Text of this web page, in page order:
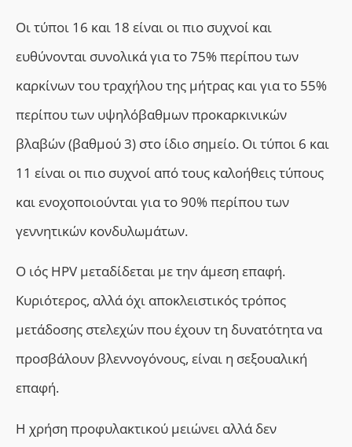
Οι τύποι 16 και 18 είναι οι πιο συχνοί και
ευθύνονται συνολικά για το 75% περίπου των
καρκίνων του τραχήλου της μήτρας και για το 55%
περίπου των υψηλόβαθμων προκαρκινικών
βλαβών (βαθμού 3) στο ίδιο σημείο. Οι τύποι 6 και
11 είναι οι πιο συχνοί από τους καλοήθεις τύπους
και ενοχοποιούνται για το 90% περίπου των
γεννητικών κονδυλωμάτων.
Ο ιός HPV μεταδίδεται με την άμεση επαφή.
Κυριότερος, αλλά όχι αποκλειστικός τρόπος
μετάδοσης στελεχών που έχουν τη δυνατότητα να
προσβάλουν βλεννογόνους, είναι η σεξουαλική
επαφή.
Η χρήση προφυλακτικού μειώνει αλλά δεν